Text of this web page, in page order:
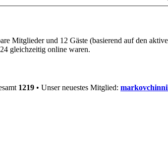
Mitglieder und 12 Gäste (basierend auf den
gleichzeitig online waren.
1219 • Unser neuestes Mitglied: